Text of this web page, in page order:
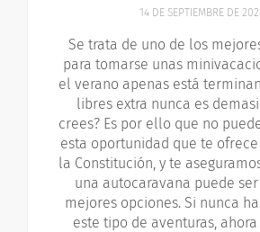
14 DE SEPTIEMBRE DE
Se trata de uno de los
para tomarse unas
el verano apenas está
libres extra nunca es
crees? Es por ello que no
esta oportunidad que te
la Constitución, y te
una autocaravana puede
mejores opciones. Si nunca
este tipo de aventuras,